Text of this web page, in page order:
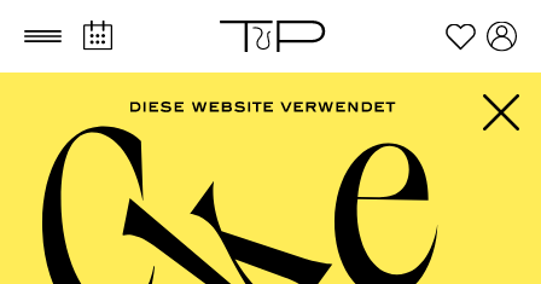
Zum Hauptinhalt springen Zum Footer springen
AALTO BALLETT